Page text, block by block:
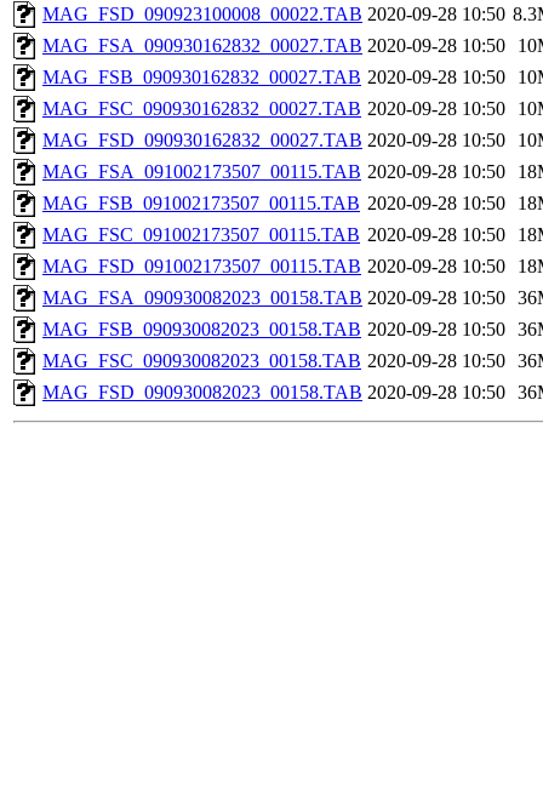
MAG_FSD_090923100008_00022.TAB 2020-09-28 10:50
MAG_FSA_090930162832_00027.TAB 2020-09-28 10:50
MAG_FSB_090930162832_00027.TAB 2020-09-28 10:50
MAG_FSC_090930162832_00027.TAB 2020-09-28 10:50
MAG_FSD_090930162832_00027.TAB 2020-09-28 10:50
MAG_FSA_091002173507_00115.TAB 2020-09-28 10:50
MAG_FSB_091002173507_00115.TAB 2020-09-28 10:50
MAG_FSC_091002173507_00115.TAB 2020-09-28 10:50
MAG_FSD_091002173507_00115.TAB 2020-09-28 10:50
MAG_FSA_090930082023_00158.TAB 2020-09-28 10:50
MAG_FSB_090930082023_00158.TAB 2020-09-28 10:50
MAG_FSC_090930082023_00158.TAB 2020-09-28 10:50
MAG_FSD_090930082023_00158.TAB 2020-09-28 10:50